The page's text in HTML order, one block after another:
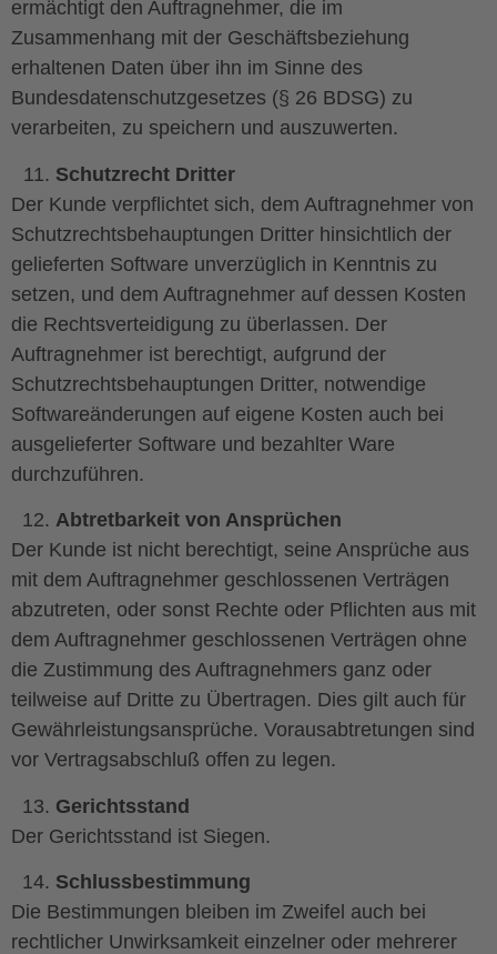
ermächtigt den Auftragnehmer, die im
Zusammenhang mit der Geschäftsbeziehung
erhaltenen Daten über ihn im Sinne des
Bundesdatenschutzgesetzes (§ 26 BDSG) zu
verarbeiten, zu speichern und auszuwerten.
Schutzrecht Dritter
Der Kunde verpflichtet sich, dem Auftragnehmer von
Schutzrechtsbehauptungen Dritter hinsichtlich der
gelieferten Software unverzüglich in Kenntnis zu
setzen, und dem Auftragnehmer auf dessen Kosten
die Rechtsverteidigung zu überlassen. Der
Auftragnehmer ist berechtigt, aufgrund der
Schutzrechtsbehauptungen Dritter, notwendige
Softwareänderungen auf eigene Kosten auch bei
ausgelieferter Software und bezahlter Ware
durchzuführen.
Abtretbarkeit von Ansprüchen
Der Kunde ist nicht berechtigt, seine Ansprüche aus
mit dem Auftragnehmer geschlossenen Verträgen
abzutreten, oder sonst Rechte oder Pflichten aus mit
dem Auftragnehmer geschlossenen Verträgen ohne
die Zustimmung des Auftragnehmers ganz oder
teilweise auf Dritte zu Übertragen. Dies gilt auch für
Gewährleistungsansprüche. Vorausabtretungen sind
vor Vertragsabschluß offen zu legen.
Gerichtsstand
Der Gerichtsstand ist Siegen.
Schlussbestimmung
Die Bestimmungen bleiben im Zweifel auch bei
rechtlicher Unwirksamkeit einzelner oder mehrerer